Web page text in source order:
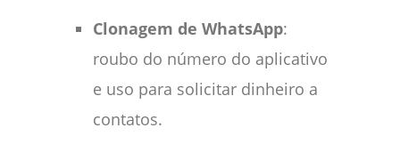
Clonagem de WhatsApp:
roubo do número do aplicativo
e uso para solicitar dinheiro a
contatos.